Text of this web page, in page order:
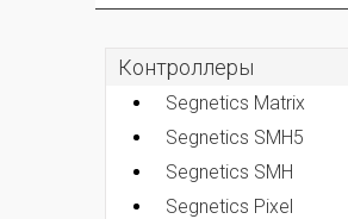
Контроллеры
Segnetics Matrix
Segnetics SMH5
Segnetics SMH
Segnetics Pixel